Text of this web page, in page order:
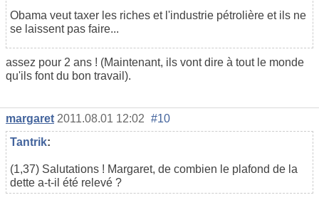
Obama veut taxer les riches et l'industrie pétrolière et ils ne
se laissent pas faire...
assez pour 2 ans ! (Maintenant, ils vont dire à tout le monde
qu'ils font du bon travail).
margaret 2011.08.01 12:02 #10
Tantrik:
(1,37) Salutations ! Margaret, de combien le plafond de la
dette a-t-il été relevé ?